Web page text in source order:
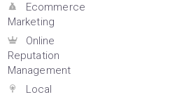
Ecommerce
Marketing
Online
Reputation
Management
Local